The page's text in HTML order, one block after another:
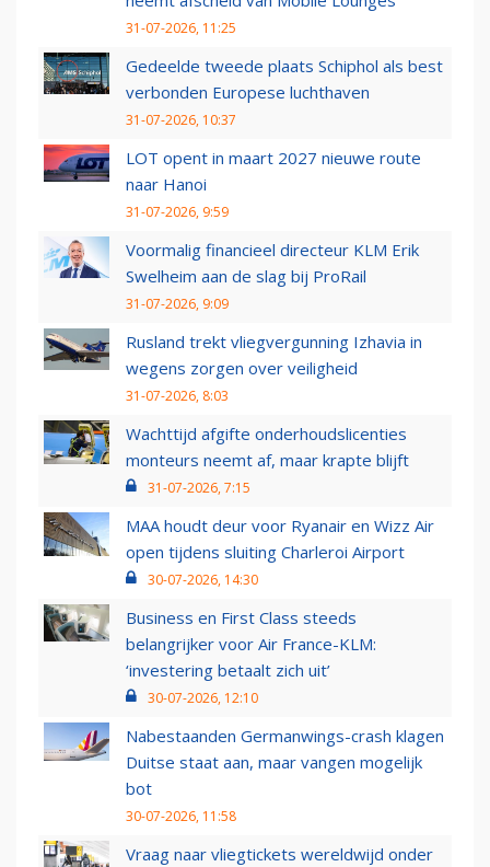
31-07-2026, 11:25
Gedeelde tweede plaats Schiphol als best
verbonden Europese luchthaven
31-07-2026, 10:37
LOT opent in maart 2027 nieuwe route
naar Hanoi
31-07-2026, 9:59
Voormalig financieel directeur KLM Erik
Swelheim aan de slag bij ProRail
31-07-2026, 9:09
Rusland trekt vliegvergunning Izhavia in
wegens zorgen over veiligheid
31-07-2026, 8:03
Wachttijd afgifte onderhoudslicenties
monteurs neemt af, maar krapte blijft
31-07-2026, 7:15
MAA houdt deur voor Ryanair en Wizz Air
open tijdens sluiting Charleroi Airport
30-07-2026, 14:30
Business en First Class steeds
belangrijker voor Air France-KLM:
‘investering betaalt zich uit’
30-07-2026, 12:10
Nabestaanden Germanwings-crash klagen
Duitse staat aan, maar vangen mogelijk
bot
30-07-2026, 11:58
Vraag naar vliegtickets wereldwijd onder